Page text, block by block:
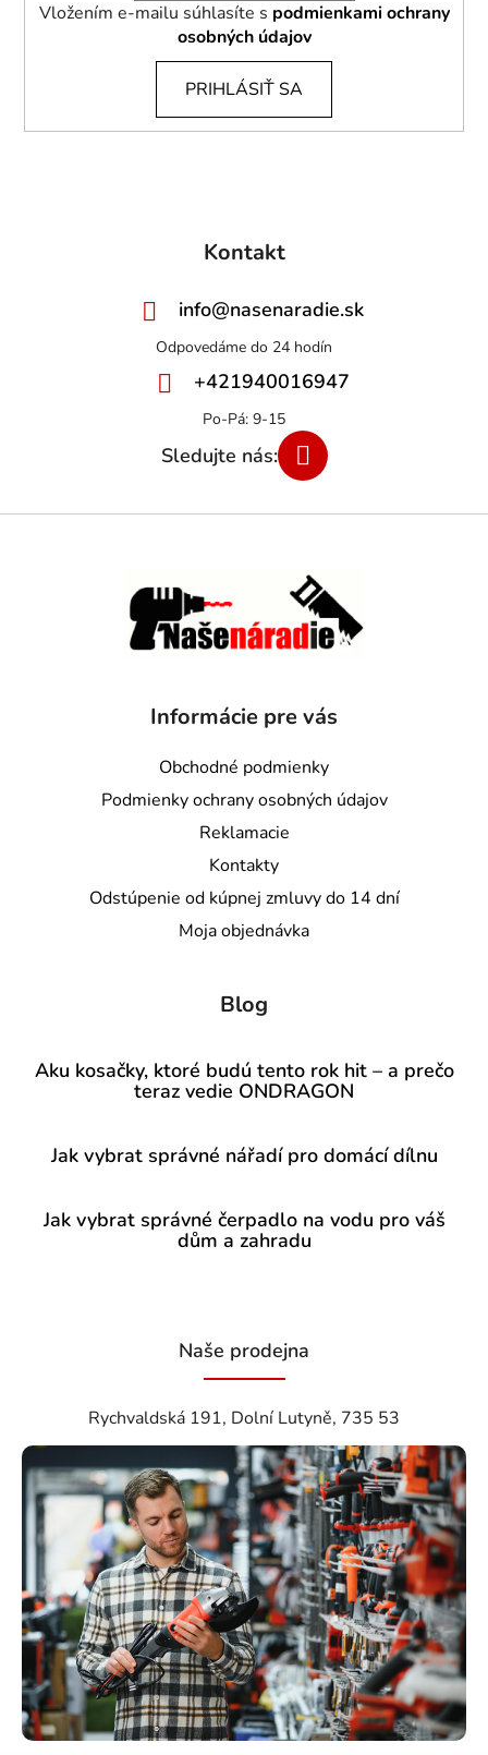
Vložením e-mailu súhlasíte s podmienkami ochrany
osobných údajov
PRIHLÁSIŤ SA
Kontakt
info@nasenaradie.sk
+421940016947
Informácie pre vás
Obchodné podmienky
Podmienky ochrany osobných údajov
Reklamacie
Kontakty
Odstúpenie od kúpnej zmluvy do 14 dní
Moja objednávka
Blog
Aku kosačky, ktoré budú tento rok hit – a prečo
teraz vedie ONDRAGON
Jak vybrat správné nářadí pro domácí dílnu
Jak vybrat správné čerpadlo na vodu pro váš
dům a zahradu
Naše prodejna
Rychvaldská 191, Dolní Lutyně, 735 53